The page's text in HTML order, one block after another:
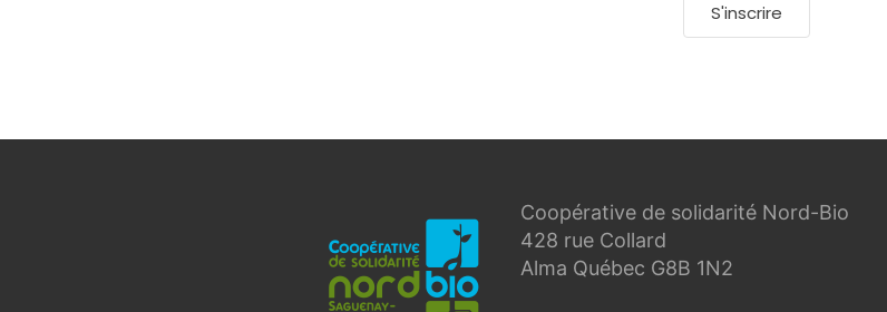
S'inscrire
Coopérative de solidarité Nord-Bio
428 rue Collard
Alma Québec G8B 1N2